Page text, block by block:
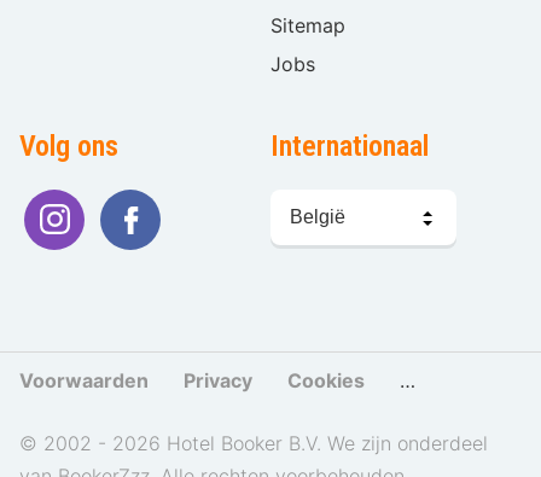
Sitemap
Jobs
Volg ons Internationaal
kiezen
Voorwaarden Privacy Cookies Cookies
© 2002 - 2026 Hotel Booker B.V. We zijn onderdeel